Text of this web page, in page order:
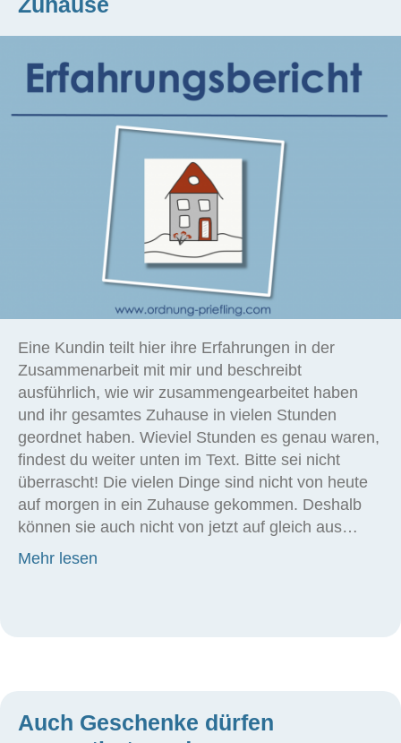
Eine Kundin teilt hier ihre Erfahrungen in der
Zusammenarbeit mit mir und beschreibt
ausführlich, wie wir zusammengearbeitet haben
und ihr gesamtes Zuhause in vielen Stunden
geordnet haben. Wieviel Stunden es genau waren,
findest du weiter unten im Text. Bitte sei nicht
überrascht! Die vielen Dinge sind nicht von heute
auf morgen in ein Zuhause gekommen. Deshalb
können sie auch nicht von jetzt auf gleich aus…
Mehr lesen
Auch Geschenke dürfen